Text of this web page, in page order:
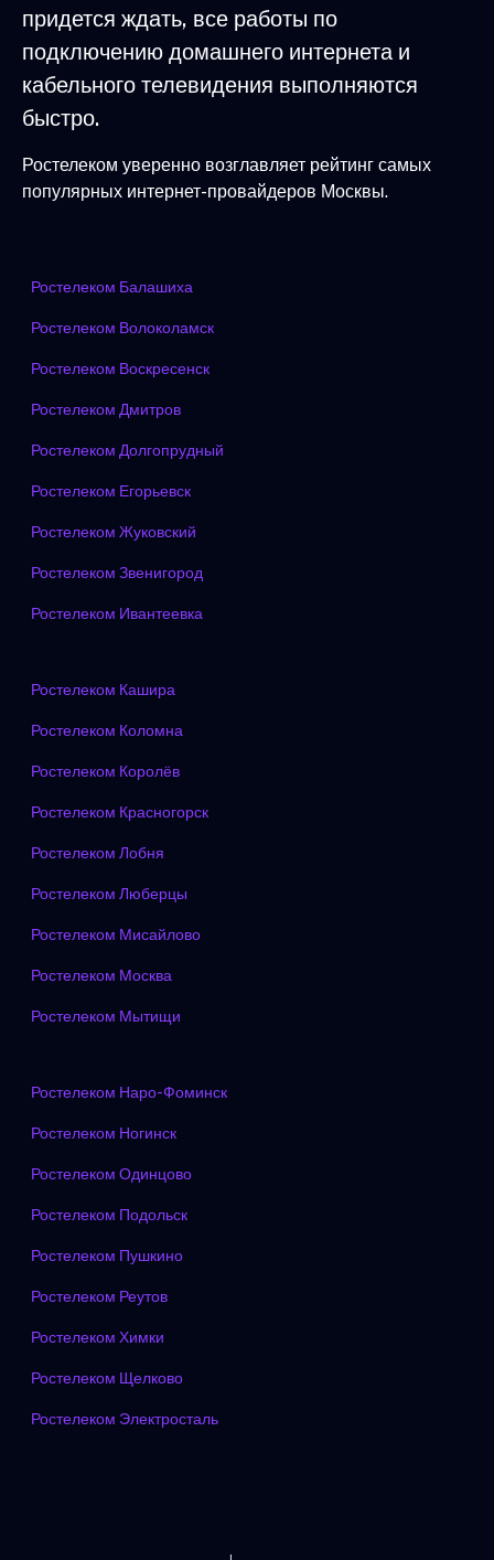
придется ждать, все работы по
подключению домашнего интернета и
кабельного телевидения выполняются
быстро.
Ростелеком уверенно возглавляет рейтинг самых
популярных интернет-провайдеров Москвы.
Ростелеком Балашиха
Ростелеком Волоколамск
Ростелеком Воскресенск
Ростелеком Дмитров
Ростелеком Долгопрудный
Ростелеком Егорьевск
Ростелеком Жуковский
Ростелеком Звенигород
Ростелеком Ивантеевка
Ростелеком Кашира
Ростелеком Коломна
Ростелеком Королёв
Ростелеком Красногорск
Ростелеком Лобня
Ростелеком Люберцы
Ростелеком Мисайлово
Ростелеком Москва
Ростелеком Мытищи
Ростелеком Наро-Фоминск
Ростелеком Ногинск
Ростелеком Одинцово
Ростелеком Подольск
Ростелеком Пушкино
Ростелеком Реутов
Ростелеком Химки
Ростелеком Щелково
Ростелеком Электросталь